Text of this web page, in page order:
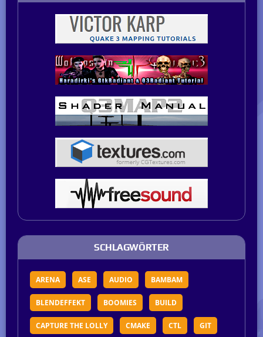
SCHLAGWÖRTER
ARENA ASE AUDIO BAMBAM
BLENDEFFEKT BOOMIES BUILD
CAPTURE THE LOLLY CMAKE CTL GIT